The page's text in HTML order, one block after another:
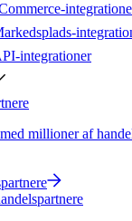
integrationer
millioner af